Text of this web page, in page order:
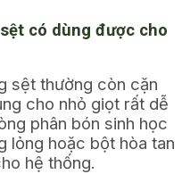
có dùng được cho
sệt thường còn cặn
cho nhỏ giọt rất dễ
phân bón sinh học
lỏng hoặc bột hòa tan
hệ thống.